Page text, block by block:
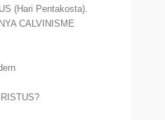
(Hari Pentakosta).
CALVINISME